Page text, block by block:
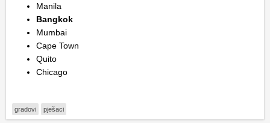
Manila
Bangkok
Mumbai
Cape Town
Quito
Chicago
gradovi pješaci